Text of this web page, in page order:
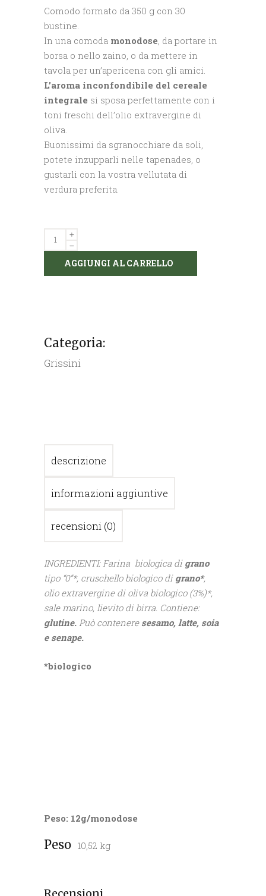
Comodo formato da 350 g con 30
bustine.
In una comoda monodose , da portare in
borsa o nello zaino, o da mettere in
tavola per un’apericena con gli amici.
L’aroma inconfondibile del cereale
integrale si sposa perfettamente con i
toni freschi dell’olio extravergine di
oliva.
Buonissimi da sgranocchiare da soli,
potete inzupparli nelle tapenades, o
gustarli con la vostra vellutata di
verdura preferita.
Grissini
integrali
formato
"monodose"
AGGIUNGI AL CARRELLO
Categoria:
Grissini
descrizione
informazioni aggiuntive
recensioni (0)
INGREDIENTI: Farina biologica di grano
tipo “0”*, cruschello biologico di grano*,
olio extravergine di oliva biologico (3%)*,
sale marino, lievito di birra. Contiene:
glutine. Può contenere sesamo, latte, soia
e senape.
*biologico
Peso: 12g/monodose
Peso 10,52 kg
Recensioni